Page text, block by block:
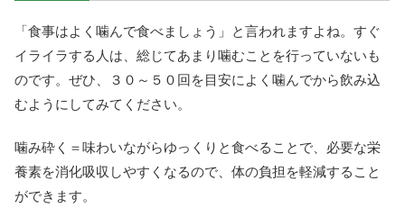
「食事はよく噛んで食べましょう」と言われますよね。すぐ
イライラする人は、総じてあまり噛むことを行っていないも
のです。ぜひ、３０～５０回を目安によく噛んでから飲み込
むようにしてみてください。
噛み砕く＝味わいながらゆっくりと食べることで、必要な栄
養素を消化吸収しやすくなるので、体の負担を軽減すること
ができます。